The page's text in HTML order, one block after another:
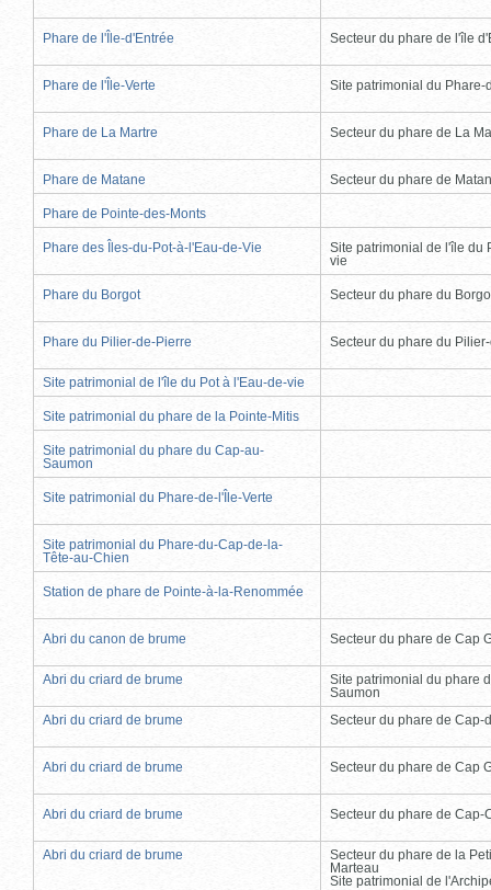
Phare de l'Île-d'Entrée Secteur du phare de l'île
Phare de l'Île-Verte Site patrimonial du Phare-
Phare de La Martre Secteur du phare de La
Phare de Matane Secteur du phare de
Phare de Pointe-des-Monts
Phare des Îles-du-Pot-à-l'Eau-de-Vie
Site patrimonial de l'île du
vie
Phare du Borgot Secteur du phare du
Phare du Pilier-de-Pierre Secteur du phare du
Site patrimonial de l'île du Pot à l'Eau-de-vie
Site patrimonial du phare de la Pointe-Mitis
Site patrimonial du phare du Cap-au-
Saumon
Site patrimonial du Phare-de-l'Île-Verte
Site patrimonial du Phare-du-Cap-de-la-
Tête-au-Chien
Station de phare de Pointe-à-la-Renommée
Abri du canon de brume Secteur du phare de Cap
Abri du criard de brume
Site patrimonial du phare
Saumon
Abri du criard de brume
Secteur du phare de Cap-
Abri du criard de brume Secteur du phare de Cap
Abri du criard de brume Secteur du phare de Cap-
Abri du criard de brume
Secteur du phare de la
Marteau
Site patrimonial de